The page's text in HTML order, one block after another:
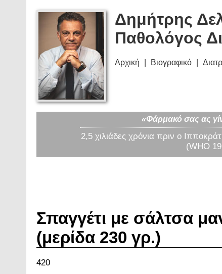
Δημήτρης
Παθολόγος
Αρχική Βιογραφικό
«Φάρμακό σας ας
2,5 χιλιάδες χρόνια πριν ο
(WHO
Σπαγγέτι με σάλτσα
(μερίδα 230 γρ.)
420